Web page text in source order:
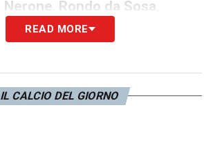
Nerone Rondo da Sosa
READ MORE
IL CALCIO DEL GIORNO